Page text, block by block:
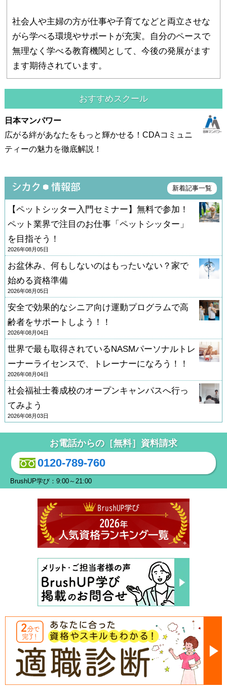
社会人や主婦の方が仕事や子育てなどと両立させな
がら学べる環境やサポートが充実。自分のペースで
無理なく学べる教育機関として、今後の発展がます
ます期待されています。
おすすめスクール
日本マンパワー
広がる絆があなたをもっと輝かせる！CDAコミュニ
ティーの魅力を徹底解説！
新着記事一覧
【ペットシッター入門セミナー】無料で参加！
ペット業界で注目のお仕事「ペットシッター」
を目指そう！
2026年08月05日
お盆休み、何もしないのはもったいない？家で
始める資格準備
2026年08月05日
安全で効果的なシニア向け運動プログラムで高
齢者をサポートしよう！！
2026年08月04日
世界で最も取得されているNASMパーソナルトレ
ーナーライセンスで、トレーナーになろう！！
2026年08月04日
社会福祉士養成校のオープンキャンパスへ行っ
てみよう
2026年08月03日
お電話からの［無料］資料請求
0120-789-760
BrushUP学び：9:00～21:00